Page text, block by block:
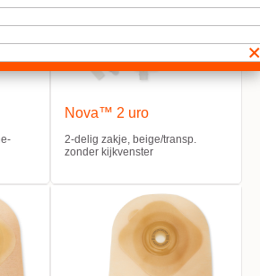
Nova™ 2 uro
2-delig zakje, beige/transp.
zonder kijkvenster